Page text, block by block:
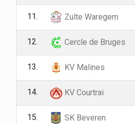
11. Zulte Waregem
12. Cercle de Bruges
13. KV Malines
14. KV Courtrai
15. SK Beveren